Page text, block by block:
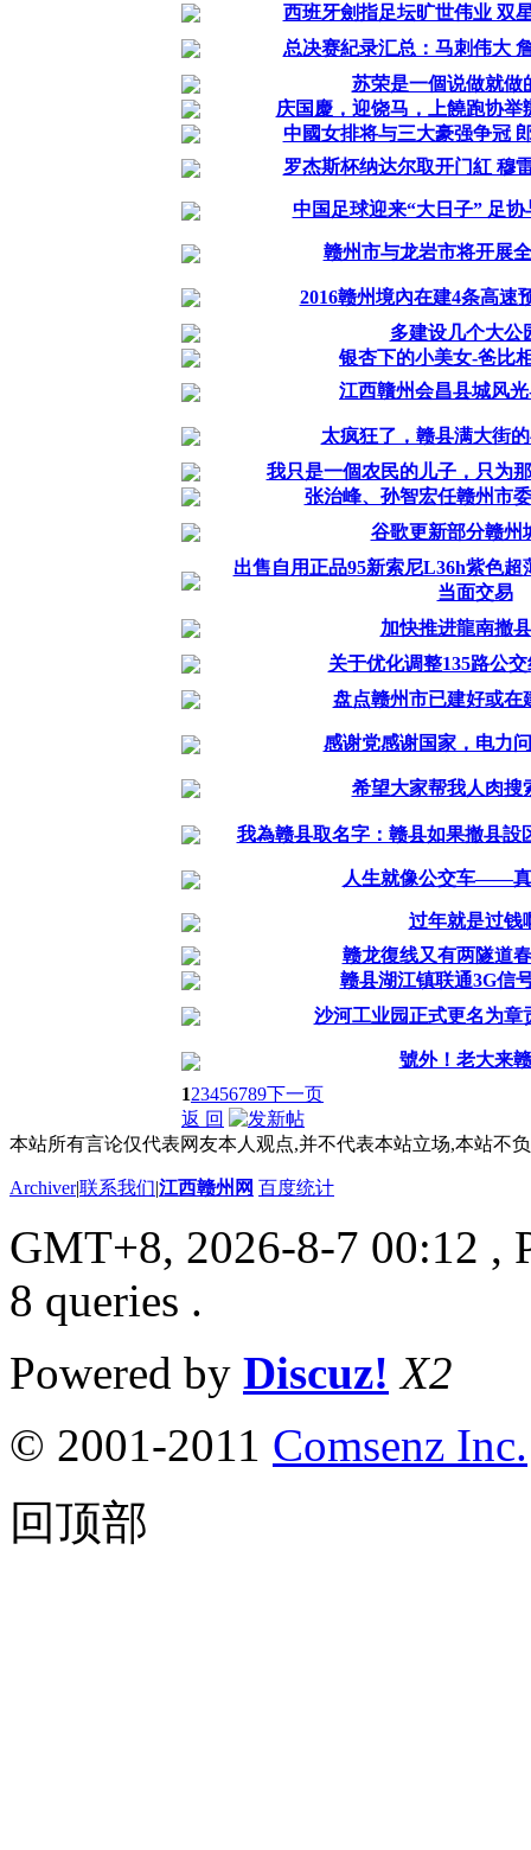
西班牙劍指足坛旷世伟业 双
总决赛紀录汇总：马刺伟大
苏荣是一個说做就做
庆国慶，迎饶马，上饒跑协举
中國女排将与三大豪强争冠
罗杰斯杯纳达尔取开门紅 穆
中国足球迎来“大日子” 足
赣州市与龙岩市将开展
2016赣州境內在建4条高速
多建设几个大公
银杏下的小美女-爸比
江西贛州会昌县城风
太疯狂了，赣县满大街
我只是一個农民的儿子，只为
张治峰、孙智宏任赣州市
谷歌更新部分赣州
出售自用正品95新索尼L36h紫色超
当面交易
加快推进龍南撤
关于优化调整135路公
盘点赣州市已建好或在
感谢党感谢国家，电力
希望大家帮我人肉搜
我為赣县取名字：赣县如果撤县
人生就像公交车——
过年就是过钱
赣龙復线又有两隧道
赣县湖江镇联通3G信
沙河工业园正式更名为章
號外！老大来
123456789下一页
返 回
本站所有言论仅代表网友本人观点,并不代表本站立场,本站不
Archiver|联系我们|江西赣州网 百度统计
GMT+8, 2026-8-7 00:12 ,
8 queries .
Powered by Discuz! X2
© 2001-2011 Comsenz Inc.
回顶部